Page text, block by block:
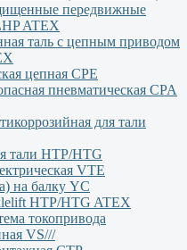
передвижные
ATEX
таль с цепным приводом
цепная CPE
пневматическая CPA
для тали
тали HTP/HTG
VTE
на балку YC
НТР/НТG ATEX
токопривода
VS///